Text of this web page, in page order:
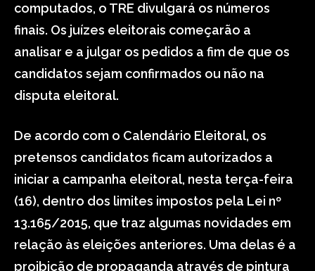
computados, o TRE divulgará os números
finais. Os juízes eleitorais começarão a
analisar e a julgar os pedidos a fim de que os
candidatos sejam confirmados ou não na
disputa eleitoral.
De acordo com o Calendário Eleitoral, os
pretensos candidatos ficam autorizados a
iniciar a campanha eleitoral, nesta terça-feira
(16), dentro dos limites impostos pela Lei nº
13.165/2015, que traz algumas novidades em
relação às eleições anteriores. Uma delas é a
proibição de propaganda através de pintura